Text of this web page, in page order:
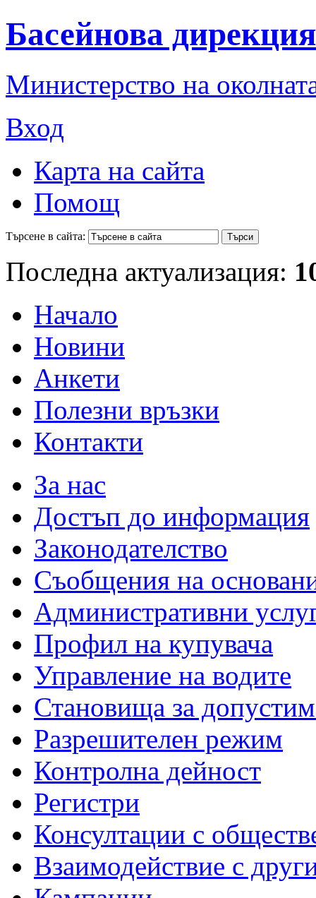
Басейнова
Министерство на
Вход
Карта на сайта
Помощ
Търсене в сайта:
Последна актуализация:
Начало
Новини
Анкети
Полезни връзки
Контакти
За нас
Достъп до информация
Законодателство
Съобщения на
Административни
Профил на купувача
Управление на водите
Становища за
Разрешителен режим
Контролна дейност
Регистри
Консултации с
Взаимодействие с